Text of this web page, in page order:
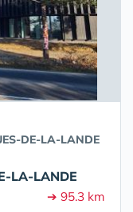
DE-LA-LANDE
LA-LANDE
➔ 95.3 km